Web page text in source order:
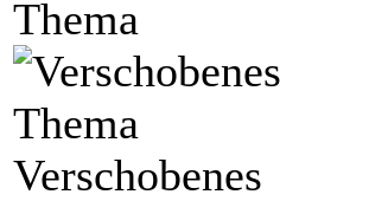
Thema
Verschobenes